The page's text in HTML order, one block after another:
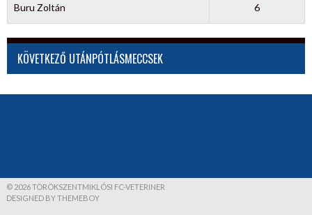
Buru Zoltán 6
KÖVETKEZŐ UTÁNPÓTLÁSMECCSEK
© 2026 TÖRÖKSZENTMIKLÓSI FC-VETERINER
DESIGNED BY THEMEBOY